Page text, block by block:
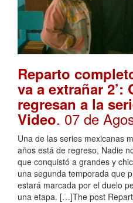
Reparto
va a extrañar 2’:
regresan a la
Video. 07 de
Una de las series mexicanas
años está de regreso, Nadie
que conquistó a grandes y
una segunda temporada que
estará marcada por el duelo
una etapa. […]The post